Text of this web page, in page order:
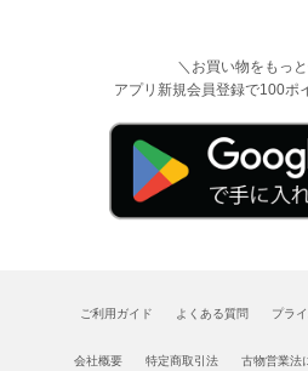
＼お買い物をもっ
アプリ新規会員登録で100ポ
ご利用ガイド よくある質問 プラ
会社概要 特定商取引法 古物営業法